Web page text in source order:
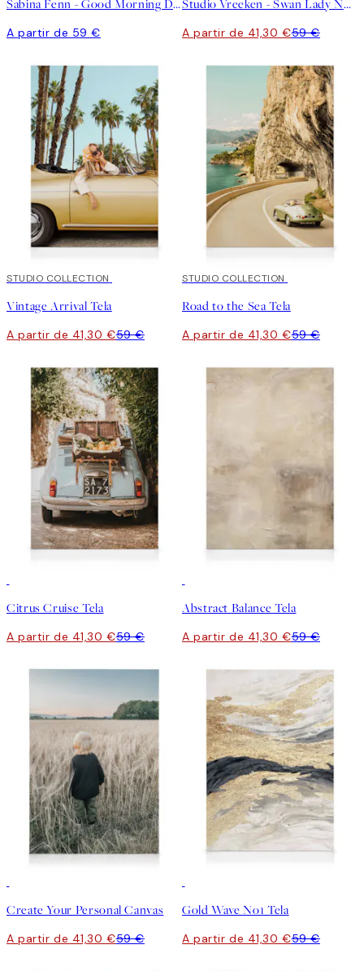
Sabina Fenn - Good Morning Dive Tela
A partir de 59 €
Studio Vreeken - Swan Lady No2 Tela
A partir de 41,30 €59 €
30%*
STUDIO COLLECTION
Vintage Arrival Tela
A partir de 41,30 €59 €
30%*
STUDIO COLLECTION
Road to the Sea Tela
A partir de 41,30 €59 €
Citrus Cruise Tela
A partir de 41,30 €59 €
Abstract Balance Tela
A partir de 41,30 €59 €
Create Your Personal Canvas
A partir de 41,30 €59 €
Gold Wave No1 Tela
A partir de 41,30 €59 €